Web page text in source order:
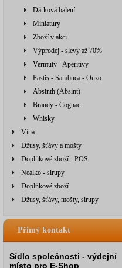
Dárková balení
Miniatury
Zboží v akci
Výprodej - slevy až 70%
Vermuty - Aperitivy
Pastis - Sambuca - Ouzo
Absinth (Absint)
Brandy - Cognac
Whisky
Vína
Džusy, šťávy a mošty
Doplňkové zboží - POS
Nealko - sirupy
Doplňkové zboží
Džusy, šťávy, mošty, sirupy
Přímý kontakt
Sídlo společnosti - výdejní
místo pro E-Shop